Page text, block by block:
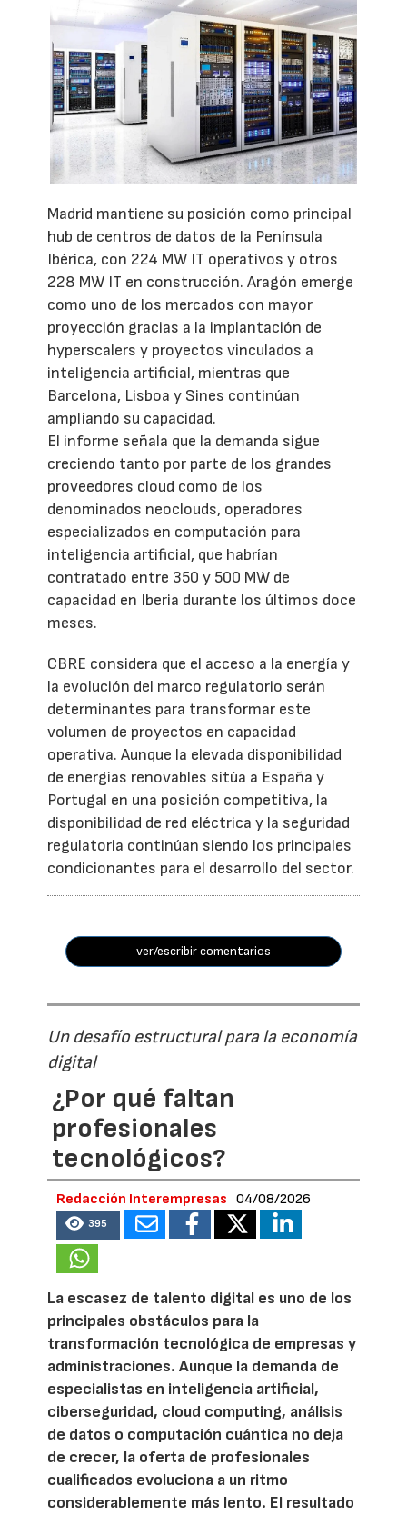
Madrid mantiene su posición como principal
hub de centros de datos de la Península
Ibérica, con 224 MW IT operativos y otros
228 MW IT en construcción. Aragón emerge
como uno de los mercados con mayor
proyección gracias a la implantación de
hyperscalers y proyectos vinculados a
inteligencia artificial, mientras que
Barcelona, Lisboa y Sines continúan
ampliando su capacidad.
El informe señala que la demanda sigue
creciendo tanto por parte de los grandes
proveedores cloud como de los
denominados neoclouds, operadores
especializados en computación para
inteligencia artificial, que habrían
contratado entre 350 y 500 MW de
capacidad en Iberia durante los últimos doce
meses.
CBRE considera que el acceso a la energía y
la evolución del marco regulatorio serán
determinantes para transformar este
volumen de proyectos en capacidad
operativa. Aunque la elevada disponibilidad
de energías renovables sitúa a España y
Portugal en una posición competitiva, la
disponibilidad de red eléctrica y la seguridad
regulatoria continúan siendo los principales
condicionantes para el desarrollo del sector.
ver/escribir comentarios
Un desafío estructural para la economía
digital
¿Por qué faltan
profesionales
tecnológicos?
Redacción Interempresas 04/08/2026
395
La escasez de talento digital es uno de los
principales obstáculos para la
transformación tecnológica de empresas y
administraciones. Aunque la demanda de
especialistas en inteligencia artificial,
ciberseguridad, cloud computing, análisis
de datos o computación cuántica no deja
de crecer, la oferta de profesionales
cualificados evoluciona a un ritmo
considerablemente más lento. El resultado